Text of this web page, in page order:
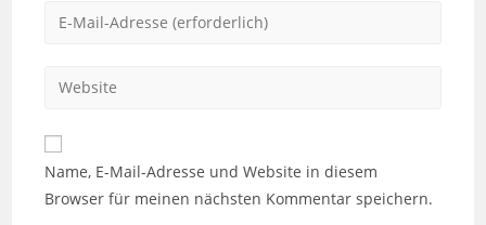
oder
zum
ein
Gib
Mail-
zum
Kommentieren
ein
Gib
Website-
URL
Name, E-Mail-Adresse und Website in diesem
Browser für meinen nächsten Kommentar speichern.